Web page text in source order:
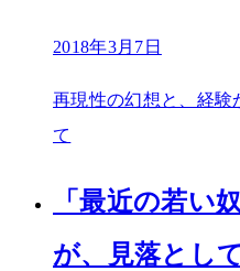
2018年3月7日
再現性の幻想と、経験
て
「最近の若い
が、見落とし